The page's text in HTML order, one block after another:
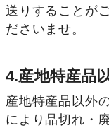
送りすることが
ださいませ。
4.産地特産品
産地特産品以外
により品切れ・